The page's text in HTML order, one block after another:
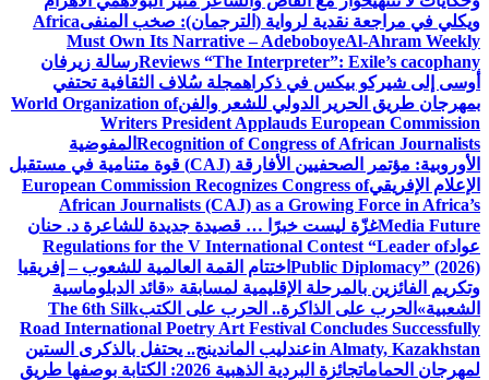
ويكلي في مراجعة نقدية لرواية (الترجمان): صخب المنفىAfrica
Must Own Its Narrative – AdeboboyeAl-Ahram Weekly
Reviews “The Interpreter”: Exile’s cacophanyرسالة زيرفان
أوسى إلى شيركو بيكس في ذكراهمجلة سُلاف الثقافية تحتفي
بمهرجان طريق الحرير الدولي للشعر والفنWorld Organization of
Writers President Applauds European Commission
Recognition of Congress of African Journalists المفوضية
الأوروبية: مؤتمر الصحفيين الأفارقة (CAJ) قوة متنامية في مستقبل
الإعلام الإفريقيEuropean Commission Recognizes Congress of
African Journalists (CAJ) as a Growing Force in Africa’s
Media Futureغزّة ليست خبرًا … قصيدة جديدة للشاعرة د. حنان
عوادRegulations for the V International Contest “Leader of
Public Diplomacy” (2026) اختتام القمة العالمية للشعوب – إفريقيا
وتكريم الفائزين بالمرحلة الإقليمية لمسابقة «قائد الدبلوماسية
الشعبية» الحرب على الذاكرة.. الحرب على الكتبThe 6th Silk
Road International Poetry Art Festival Concludes Successfully
in Almaty, Kazakhstanعندليب الماندينج.. يحتفل بالذكرى الستين
لمهرجان الحمامات
جائزة البردية الذهبية 2026: الكتابة بوصفها طريق